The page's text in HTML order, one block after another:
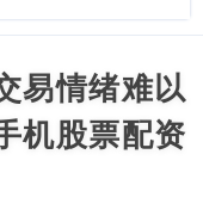
易情绪难以
机股票配资